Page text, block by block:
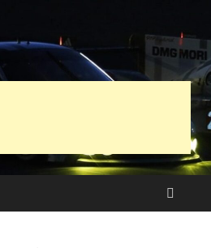
El Motor
punto Net
Información sobre novedades y pruebas
de Automóviles